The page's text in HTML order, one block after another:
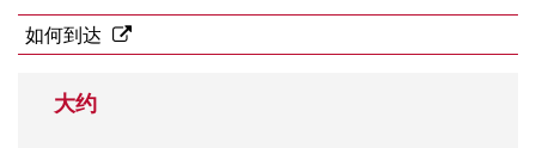
址
如何到达
大约